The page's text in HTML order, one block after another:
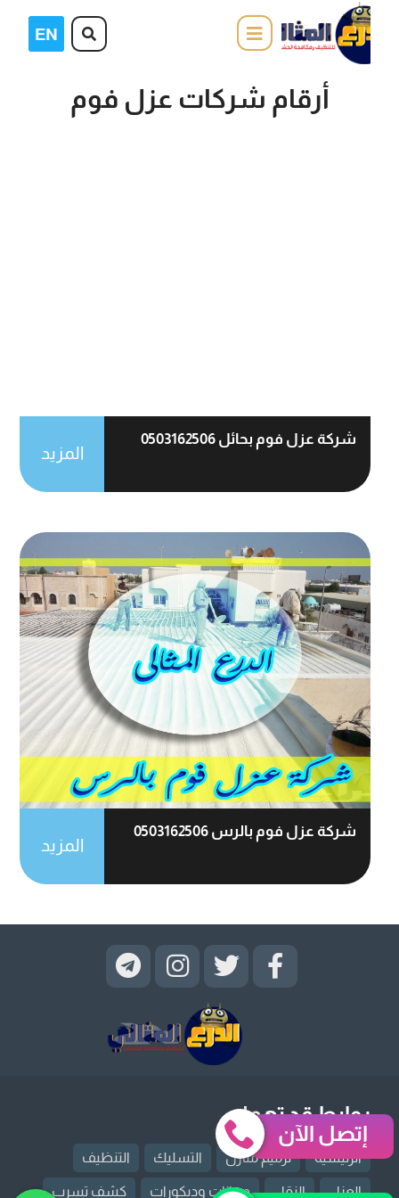
أرقام شركات عزل فوم
شركة عزل فوم بحائل 0503162506
المزيد
شركة عزل فوم بالرس 0503162506
المزيد
روابط قد تهمك
الرئيسية ترميم منازل التسليك التنظيف
العزل النقل دهانات وديكورات كشف تسرب
إتصل الآن